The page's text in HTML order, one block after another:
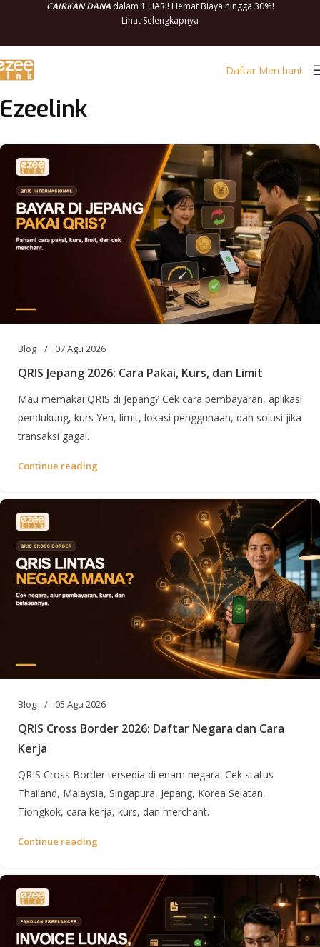
CAIRKAN DANAdalam 1 HARI! Hemat Biaya hingga 30%!
Lihat Selengkapnya
Daftar Merchant
Ezeelink
Blog 07 Agu 2026
QRIS Jepang 2026: Cara Pakai, Kurs, dan Limit
Mau memakai QRIS di Jepang? Cek cara pembayaran, aplikasi
pendukung, kurs Yen, limit, lokasi penggunaan, dan solusi jika
transaksi gagal.
Continue reading
Blog 05 Agu 2026
QRIS Cross Border 2026: Daftar Negara dan Cara
Kerja
QRIS Cross Border tersedia di enam negara. Cek status
Thailand, Malaysia, Singapura, Jepang, Korea Selatan,
Tiongkok, cara kerja, kurs, dan merchant.
Continue reading